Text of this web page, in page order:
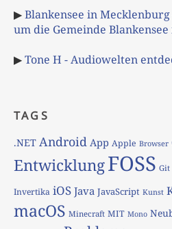
▶Blankensee in
um die Gemeinde
▶Tone H - Audiowelten
TAGS
.NET Android App Apple Browser
EntwicklungFOSS Git
Invertika iOS Java JavaScript Kunst
macOS Minecraft MIT Mono